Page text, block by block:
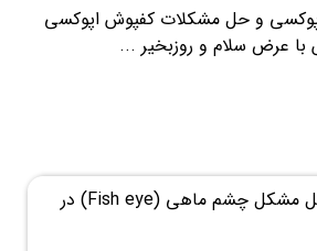
و حل مشکلات کفپوش اپوکسی
با عرض سلام و روزبخیر ...